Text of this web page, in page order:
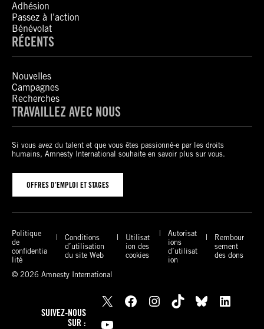
Adhésion
Passez à l’action
Bénévolat
RÉCENTS
Nouvelles
Campagnes
Recherches
TRAVAILLEZ AVEC NOUS
Si vous avez du talent et que vous êtes passionné-e par les droits
humains, Amnesty International souhaite en savoir plus sur vous.
OFFRES D’EMPLOI ET STAGES
Politique
de
confidentia
lité
Conditions
d’utilisation
du site Web
Utilisat
ion des
cookies
Autorisat
ions
d’utilisat
ion
Rembour
sement
des dons
© 2026 Amnesty International
SUIVEZ-NOUS
SUR :
X Facebook Instagram TikTok Bluesky
LinkedIn
YouTube